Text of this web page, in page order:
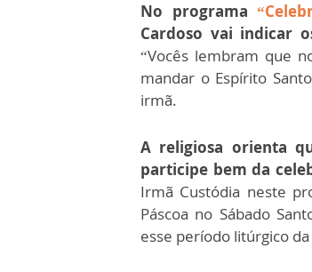
No programa
Cardoso vai indicar
“Vocês lembram que
mandar o Espírito
irmã.
A religiosa orienta
participe bem da
Irmã Custódia neste
Páscoa no Sábado
esse período litúrgico